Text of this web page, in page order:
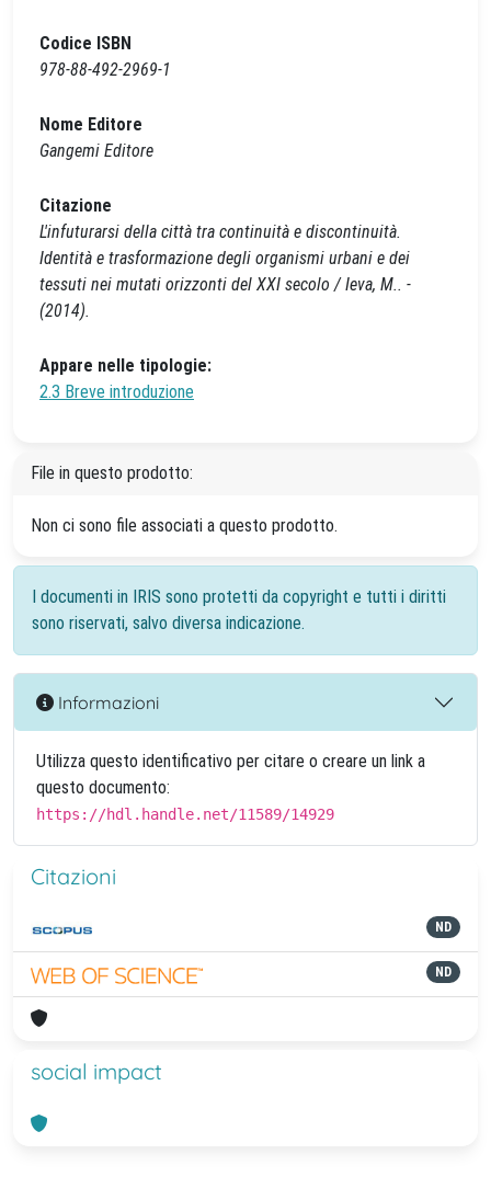
Codice ISBN
978-88-492-2969-1
Nome Editore
Gangemi Editore
Citazione
L'infuturarsi della città tra continuità e discontinuità.
Identità e trasformazione degli organismi urbani e dei
tessuti nei mutati orizzonti del XXI secolo / Ieva, M.. -
(2014).
Appare nelle tipologie:
2.3 Breve introduzione
File in questo prodotto:
Non ci sono file associati a questo prodotto.
I documenti in IRIS sono protetti da copyright e tutti i diritti
sono riservati, salvo diversa indicazione.
Informazioni
Utilizza questo identificativo per citare o creare un link a
questo documento:
https://hdl.handle.net/11589/14929
Citazioni
ND
ND
social impact